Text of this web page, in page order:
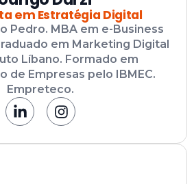
em Estratégia Digital
Pedro. MBA em e-Business
em Marketing Digital
Líbano. Formado em
de Empresas pelo IBMEC.
Empreteco.